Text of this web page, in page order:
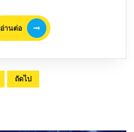
อ่านต่อ
อ่าน
ต่อ
ถัดไป